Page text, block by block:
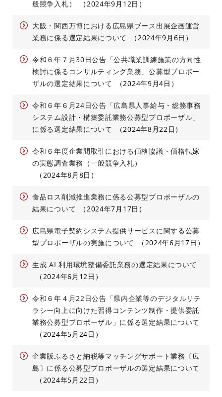
般競争入札）
2024年9月12日
大阪・関西万博における広島県ブース出展企画運営
業務に係る選定結果について
2024年9月6日
令和６年７月30日公告「公共職業訓練施策の方向性
検討に係るコンサルティング業務」公募型プロポー
ザルの選定結果について
2024年9月4日
令和６年６月24日公告「広島県人事給与・総務事務
システム設計・構築委託業務公募型プロポーザル」
に係る選定結果について
2024年8月22日
令和６年度企業間取引における価格協議・価格転嫁
の実態調査業務（一般競争入札）
2024年8月8日
食品ロス削減推進業務に係る公募型プロポーザルの
結果について
2024年7月17日
広島県電子契約システム提供サービスに関する公募
型プロポーザルの実施について
2024年6月17日
生成 AI 利用環境整備委託業務の選定結果について
2024年6月12日
令和６年４月22日公告「県内企業等のデジタルリテ
ラシー向上に向けた習得コンテンツ制作・提供委託
業務公募型プロポーザル」に係る選定結果について
2024年5月24日
企業版ふるさと納税等マッチングサポート業務〔広
島〕に係る公募型プロポーザルの選定結果について
2024年5月22日